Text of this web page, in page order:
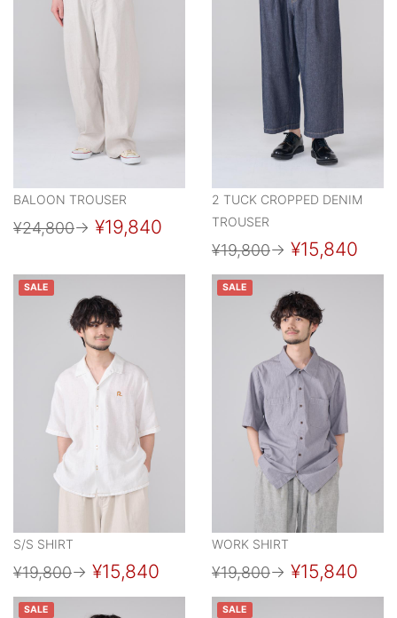
BALOON TROUSER
¥24,800→ ¥19,840
2 TUCK CROPPED DENIM
TROUSER
¥19,800→ ¥15,840
SALE
S/S SHIRT
¥19,800→ ¥15,840
SALE
WORK SHIRT
¥19,800→ ¥15,840
SALE SALE